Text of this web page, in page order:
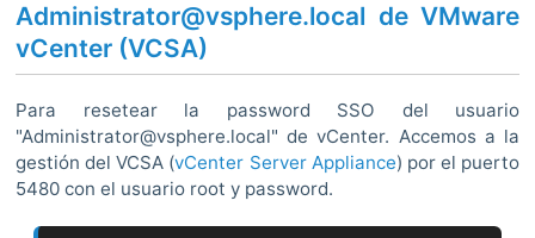
Administrator@vsphere.local de VMware
vCenter (VCSA)
Para resetear la password SSO del usuario
"Administrator@vsphere.local" de vCenter. Accemos a la
gestión del VCSA (vCenter Server Appliance) por el puerto
5480 con el usuario root y password.